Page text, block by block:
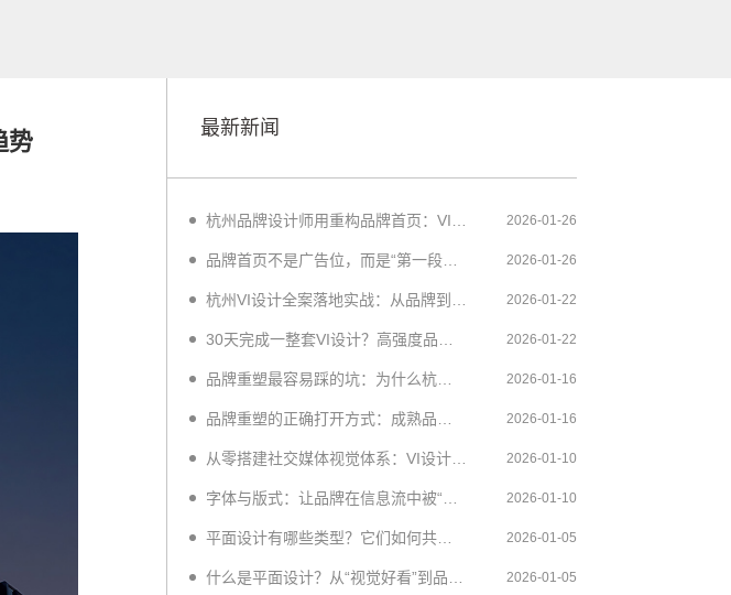
势 最新新闻
2026-01-26
品牌首页不是广告位，而是“第一段品牌叙事” 2026-01-26
2026-01-22
2026-01-22
品牌重塑最容易踩的坑：为什么杭州很多品牌从一开始就失败了？ 2026-01-16
2026-01-16
从零搭建社交媒体视觉体系：VI设计如何支撑长期内容输出 2026-01-10
2026-01-10
平面设计有哪些类型？它们如何共同构成品牌VI设计 2026-01-05
2026-01-05